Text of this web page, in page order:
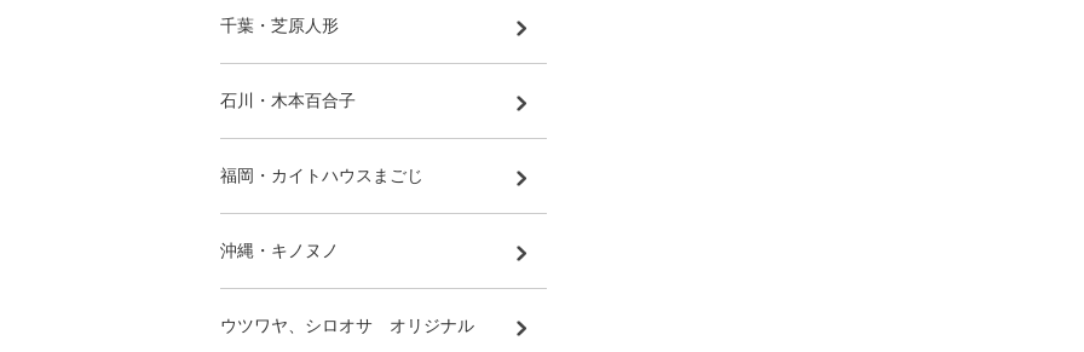
千葉・芝原人形
石川・木本百合子
福岡・カイトハウスまごじ
沖縄・キノヌノ
ウツワヤ、シロオサ オリジナル